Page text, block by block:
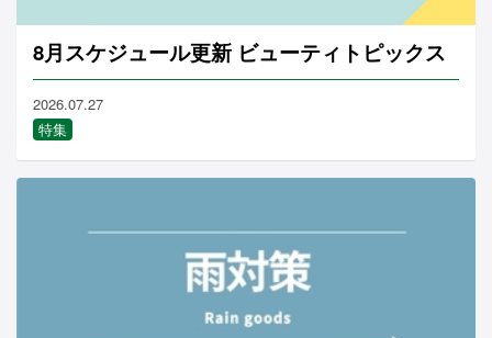
8月スケジュール更新 ビューティトピックス
2026.07.27
特集